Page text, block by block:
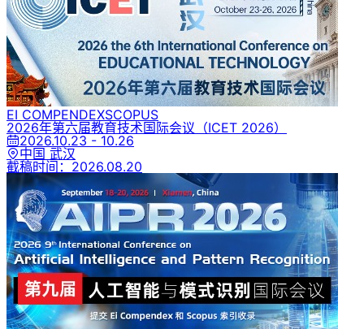
EI COMPENDEXSCOPUS
2026年第六届教育技术国际会议 （ICET 2026）
2026.10.23 - 10.26
中国 武汉
截稿时间： 2026.08.20